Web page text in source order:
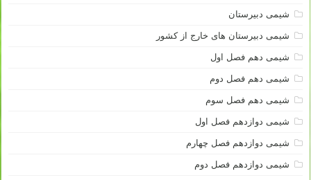
شیمی دبیرستان
شیمی دبیرستان های خارج از کشور
شیمی دهم فصل اول
شیمی دهم فصل دوم
شیمی دهم فصل سوم
شیمی دوازدهم فصل اول
شیمی دوازدهم فصل چهارم
شیمی دوازدهم فصل دوم